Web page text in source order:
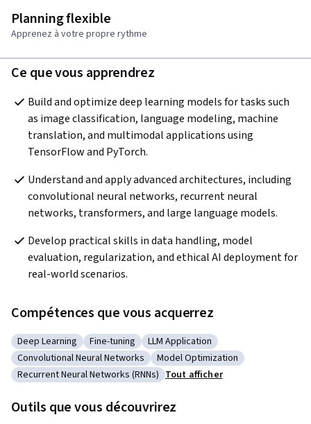
Planning flexible
Apprenez à votre propre rythme
Ce que vous apprendrez
Build and optimize deep learning models for tasks such
as image classification, language modeling, machine
translation, and multimodal applications using
TensorFlow and PyTorch.
Understand and apply advanced architectures, including
convolutional neural networks, recurrent neural
networks, transformers, and large language models.
Develop practical skills in data handling, model
evaluation, regularization, and ethical AI deployment for
real-world scenarios.
Compétences que vous acquerrez
Catégorie : Deep Learning
Deep Learning Catégorie : Fine-tuning
Fine-tuning Catégorie : LLM Application
LLM Application
Catégorie : Convolutional Neural Networks
Convolutional Neural Networks Catégorie : Model Optimization
Model Optimization
Catégorie : Recurrent Neural Networks (RNNs)
Recurrent Neural Networks (RNNs) Tout afficher
Outils que vous découvrirez